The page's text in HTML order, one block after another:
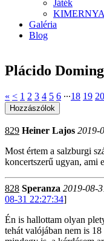
Játék
Galéria
Blog
Plácido
« < 1 2 3 4 5 6 ∙∙∙18 19 20
829 Heiner Lajos 2019-
Most értem a salzburgi
koncertszerű ugyan, ami
828 Speranza 2019-08-
08-31 22:27:34]
Én is hallottam olyan
tehát valójában nem is